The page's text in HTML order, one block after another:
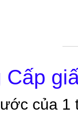
Cấp
của 1